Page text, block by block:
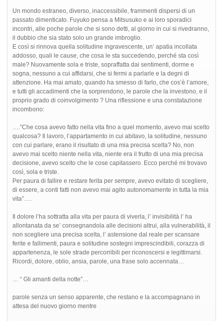
Un mondo estraneo, diverso, inaccessibile, frammenti dispersi di un
passato dimenticato. Fuyuko pensa a Mitsusuko e ai loro sporadici
incontri, alle poche parole che si sono detti, al giorno in cui si rivedranno,
il dubbio che sia stato solo un grande imbroglio.
E così si rinnova quella solitudine ingravescente, un’ apatia incollata
addosso, quali le cause, che cosa le sta succedendo, perché sta così
male? Nuovamente sola e triste, sopraffatta dai sentimenti, dorme e
sogna, nessuno a cui affidarsi, che si fermi a parlarle e la degni di
attenzione. Ha mai amato, quando ha smesso di farlo, che cos’è l’amore,
e tutti gli accadimenti che la sorprendono, le parole che la investono, e il
proprio grado di coinvolgimento ? Una riflessione e una constatazione
incombono:
….”Che cosa avevo fatto nella vita fino a quel momento, avevo mai scelto
qualcosa? Il lavoro, l’appartamento in cui abitavo, la solitudine, nessuno
con cui parlare, erano il risultato di una mia precisa scelta? No, non
avevo mai scelto niente nella vita, niente era il frutto di una mia precisa
decisione, avevo scelto che le cose capitassero. Ecco perché mi trovavo
così, sola e triste.
Per paura di fallire e restare ferita per sempre, avevo evitato di scegliere,
di essere, a conti fatti non avevo mai agito autonomamente in tutta la mia
vita”….
Il dolore l’ha sottratta alla vita per paura di viverla, l’ invisibilità l’ ha
allontanata da se’ consegnandola alle decisioni altrui, alla vulnerabilità, il
non scegliere una precisa scelta, l’ astensione dal reale per scansare
ferite e fallimenti, paura e solitudine sostegni imprescindibili, corazza di
appartenenza, le sole strade percorribili per riconoscersi e legittimarsi.
Ricordi, dolore, oblio, ansia, parole, una frase solo accennata…
… “ Gli amanti della notte”…
parole senza un senso apparente, che restano e la accompagnano in
attesa del nuovo giorno mentre